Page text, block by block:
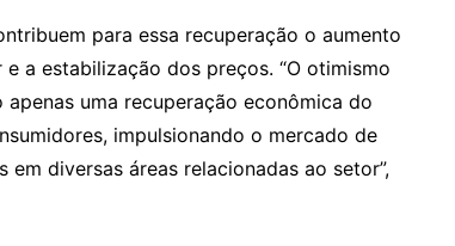
para essa recuperação o aumento
a estabilização dos preços. “O otimismo
uma recuperação econômica do
impulsionando o mercado de
diversas áreas relacionadas ao setor”,